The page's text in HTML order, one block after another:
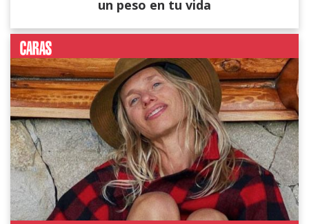
un peso en tu vida